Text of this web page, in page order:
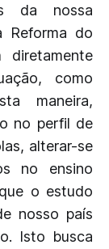
da nossa
Reforma do
diretamente
como
maneira,
no perfil de
alterar-se
no ensino
o estudo
nosso país
Isto busca